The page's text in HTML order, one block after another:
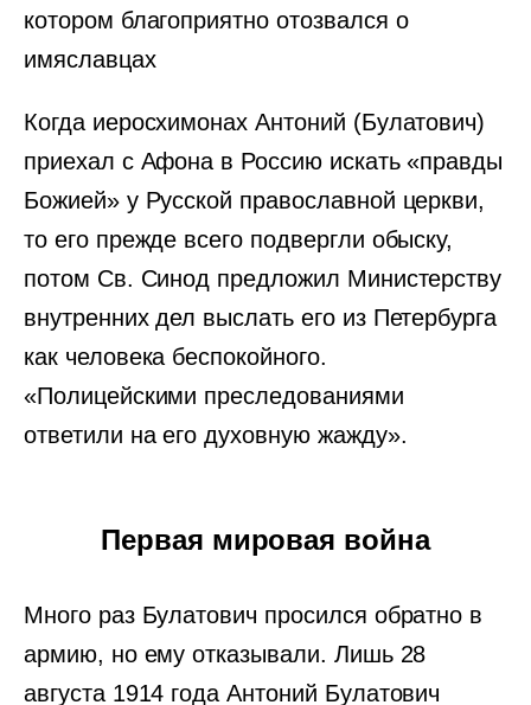
котором благоприятно отозвался о
имяславцах
Когда иеросхимонах Антоний (Булатович)
приехал с Афона в Россию искать «правды
Божией» у Русской православной церкви,
то его прежде всего подвергли обыску,
потом Св. Синод предложил Министерству
внутренних дел выслать его из Петербурга
как человека беспокойного.
«Полицейскими преследованиями
ответили на его духовную жажду».
Первая мировая война
Много раз Булатович просился обратно в
армию, но ему отказывали. Лишь 28
августа 1914 года Антоний Булатович